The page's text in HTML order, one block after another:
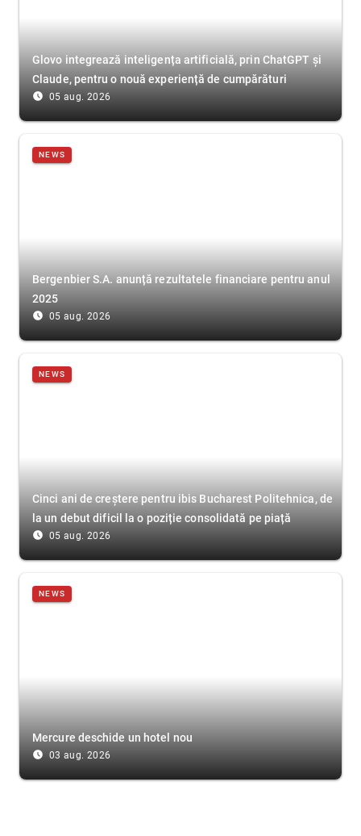
Glovo integrează inteligența artificială, prin ChatGPT și
Claude, pentru o nouă experiență de cumpărături
access_time_filled 05 aug. 2026
NEWS
Bergenbier S.A. anunță rezultatele financiare pentru anul
2025
access_time_filled 05 aug. 2026
NEWS
Cinci ani de creștere pentru ibis Bucharest Politehnica, de
la un debut dificil la o poziție consolidată pe piață
access_time_filled 05 aug. 2026
NEWS
Mercure deschide un hotel nou
access_time_filled 03 aug. 2026